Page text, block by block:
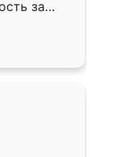
за
70 кв,